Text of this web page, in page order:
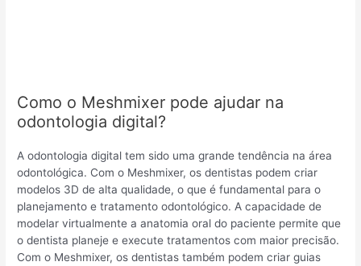
Como o Meshmixer pode ajudar na
odontologia digital?
A odontologia digital tem sido uma grande tendência na área
odontológica. Com o Meshmixer, os dentistas podem criar
modelos 3D de alta qualidade, o que é fundamental para o
planejamento e tratamento odontológico. A capacidade de
modelar virtualmente a anatomia oral do paciente permite que
o dentista planeje e execute tratamentos com maior precisão.
Com o Meshmixer, os dentistas também podem criar guias